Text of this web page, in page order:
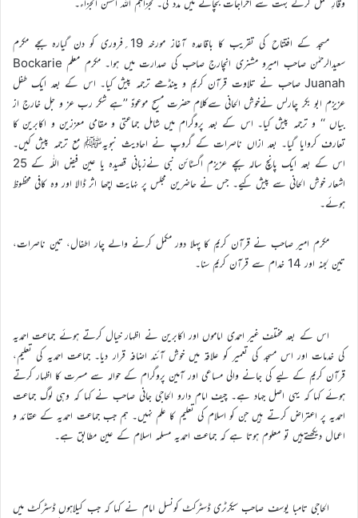
مسجد کے افتتاح کی تقریب کا باقاعدہ آغاز مورخہ 19؍فروری کو دن گیارہ بجے مکرم
سعیدالرحمٰن صاحب امیرو مشنری انچارج صاحب کی صدارت میں ہوا۔ مکرم معلم Bockarie
Juanah صاحب نے تلاوت قرآن کریم و مینڈھے ترجمہ پیش کیا۔ اس کے بعد ایک طفل
عزیزم ابو بکر چارلس نےخوش الحانی سےکلام حضرت مسیح موعودؑ ’’ہے شکر رب عز و جل خارج از
بیاں ‘‘ و ترجمہ پیش کیا۔ اس کے بعد پروگرام میں شامل جماعتی و مقامی معززین و اکابرین کا
تعارف کروایا گیا۔ بعد ازاں ناصرات کے گروپ نے احادیث نبویہﷺ مع ترجمہ پیش کیں۔
اس کے بعد ایک پانچ سالہ بچے عزیزم اگسٹائن نبی نےزبانی قصیدہ یا عین فیض اللّٰہ کے 25
اشعار خوش الحانی سے پیش کیے۔ جس نے حاضرین مجلس پر نہایت اچھا اثر ڈالا اور وہ کافی محظوظ
ہوئے۔
مکرم امیر صاحب نے قرآن کریم کا پہلا دور مکمل کرنے والے چار اطفال، تین ناصرات،
تین لجنہ اور 14 خدام سے قرآن کریم سنا۔
اس کے بعد مختلف غیر احمدی اماموں اور اکابرین نے اظہار خیال کرتے ہوئے جماعت احمدیہ
کی خدمات اور اس مسجد کی تعمیر کو علاقہ میں خوش آئند اضافہ قرار دیا۔ جماعت احمدیہ کی تعلیم،
قرآن کریم کے لیے کی جانے والی مساعی اور آمین پروگرام کے حوالہ سے مسرت کا اظہار کرتے
ہوئے کہا کہ یہی اصل جہاد ہے۔ چیف امام دارو الحاجی جانی صاحب نے کہا کہ وہی لوگ جماعت
احمدیہ پر اعتراض کرتے ہیں جن کو اسلام کی تعلیم کا علم نہیں۔ ہم جب جماعت احمدیہ کے عقائد و
اعمال دیکھتےہیں تو معلوم ہوتا ہے کہ جماعت احمدیہ مسلمہ اسلام کے عین مطابق ہے۔
الحاجی تامبا یوسف صاحب سیکرٹری ڈسٹرکٹ کونسل امام نے کہا کہ جب کیلاہوں ڈسٹرکٹ میں